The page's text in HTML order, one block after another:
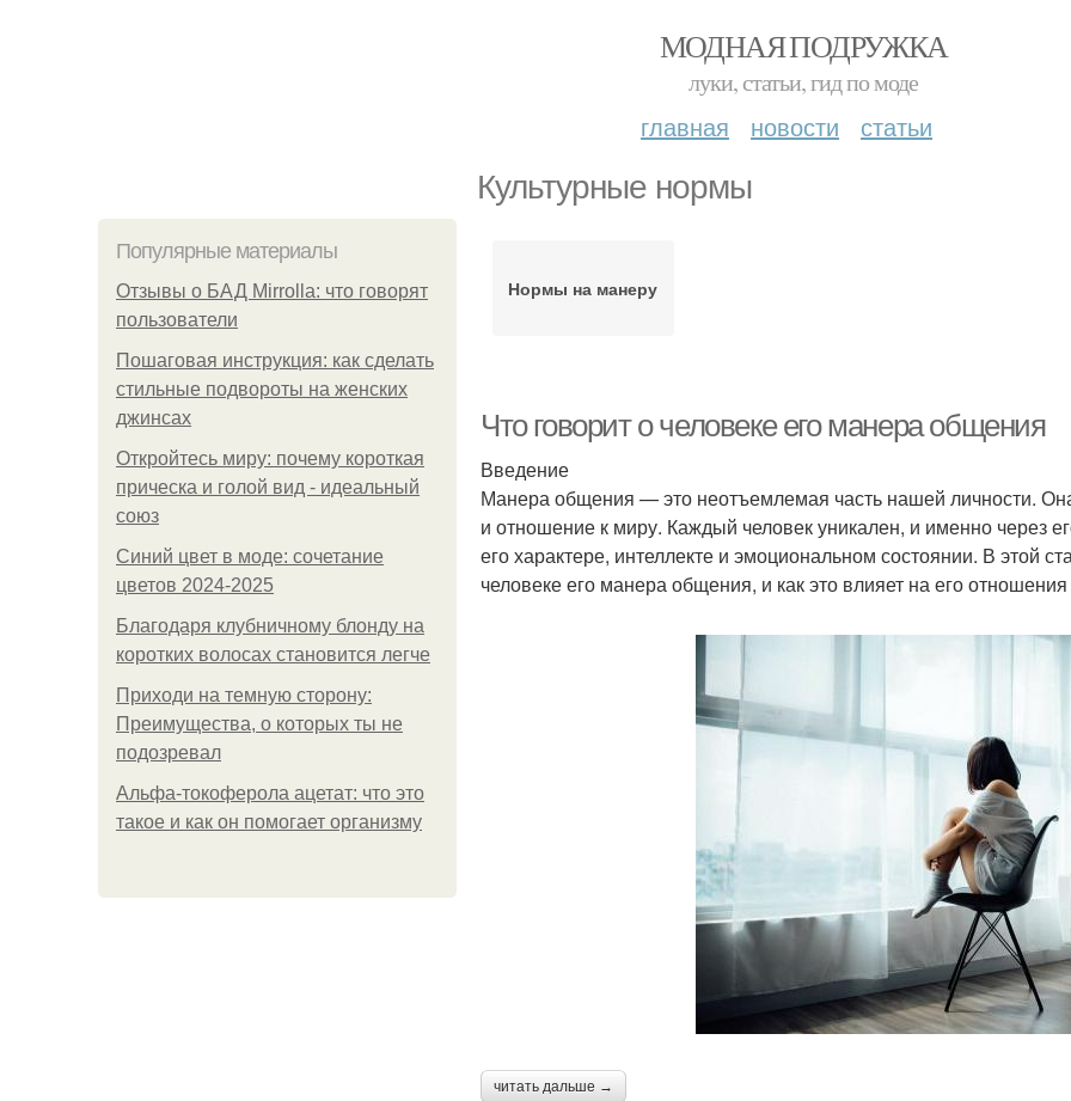
МОДНАЯ ПОДРУЖКА
луки, статьи, гид по моде
главная новости статьи
Культурные нормы
Популярные материалы
Отзывы о БАД Mirrolla: что говорят
пользователи
Пошаговая инструкция: как сделать
стильные подвороты на женских
джинсах
Откройтесь миру: почему короткая
прическа и голой вид - идеальный
союз
Синий цвет в моде: сочетание
цветов 2024-2025
Благодаря клубничному блонду на
коротких волосах становится легче
Приходи на темную сторону:
Преимущества, о которых ты не
подозревал
Альфа-токоферола ацетат: что это
такое и как он помогает организму
Нормы на манеру
Что говорит о человеке его манера общения
Введение
Манера общения — это неотъемлемая часть нашей личности.
и отношение к миру. Каждый человек уникален, и именно через
его характере, интеллекте и эмоциональном состоянии. В этой
человеке его манера общения, и как это влияет на его
читать дальше →